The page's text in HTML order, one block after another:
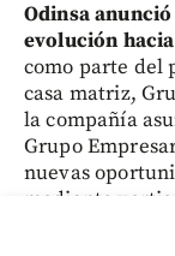
Odinsa
evolución
como parte del
casa matriz,
la compañía
Grupo
nuevas
mediante
infraestructura